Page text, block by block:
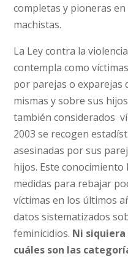
completas y pioneras
machistas.
La Ley contra la
contempla como
por parejas o exparejas
mismas y sobre sus
también considerados
2003 se recogen
asesinadas por sus
hijos. Este
medidas para rebajar
víctimas en los últimos
datos sistematizados
feminicidios. Ni siquiera
cuáles son las